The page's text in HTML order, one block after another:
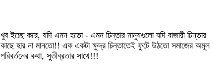
খুব ইচ্ছে করে, যদি এমন হতো - এমন চিন্তার মানুষগুলো যদি বাজারী চিন্তার
কাছে হার না মানতো!! এক একটা ক্ষুদ্র চিন্তাতেই ফুটে উঠতো সমাজের অমূল
পরিবর্তনের কথা, সুতীব্রতার সাথে!!!